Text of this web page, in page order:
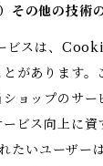
その他の技術
ビスは、
があります。
ョップのサー
ビス向上に資
たいユーザー